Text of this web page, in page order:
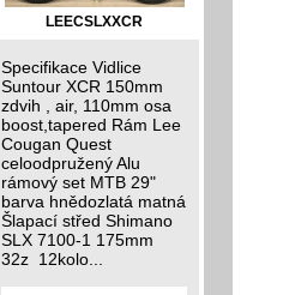
LEECSLXXCR
Specifikace Vidlice
Suntour XCR 150mm
zdvih , air, 110mm osa
boost,tapered Rám Lee
Cougan Quest
celoodpružený Alu
rámový set MTB 29"
barva hnědozlatá matná
Šlapací střed Shimano
SLX 7100-1 175mm
32z 12kolo...